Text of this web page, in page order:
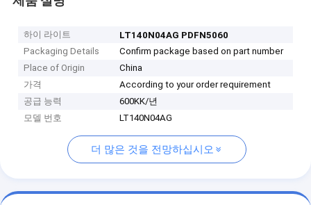
하이 라이트
LT140N04AG PDFN5060
Packaging Details
Confirm package based on part number
Place of Origin
China
가격
According to your order requirement
공급 능력
600KK/년
모델 번호
LT140N04AG
더 많은 것을 전망하십시오